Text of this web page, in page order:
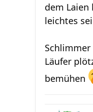
dem Laien
leichtes
Läufer
bemühen